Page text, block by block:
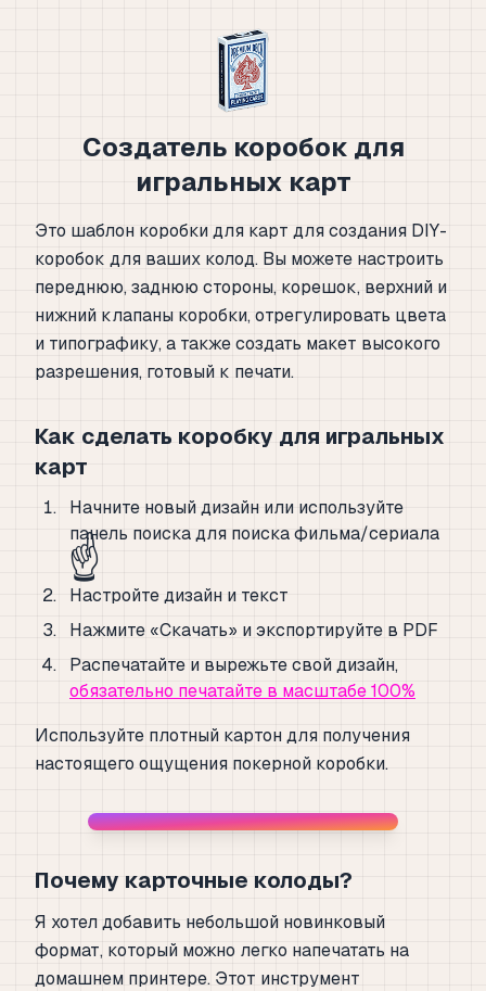
Создатель коробок для
игральных карт
Это шаблон коробки для карт для создания DIY-
коробок для ваших колод. Вы можете настроить
переднюю, заднюю стороны, корешок, верхний и
нижний клапаны коробки, отрегулировать цвета
и типографику, а также создать макет высокого
разрешения, готовый к печати.
Как сделать коробку для игральных
карт
Начните новый дизайн или используйте
панель поиска для поиска фильма/сериала
☝️
Настройте дизайн и текст
Нажмите «Скачать» и экспортируйте в PDF
Распечатайте и вырежьте свой дизайн,
обязательно печатайте в масштабе 100%
Используйте плотный картон для получения
настоящего ощущения покерной коробки.
Почему карточные колоды?
Я хотел добавить небольшой новинковый
формат, который можно легко напечатать на
домашнем принтере. Этот инструмент